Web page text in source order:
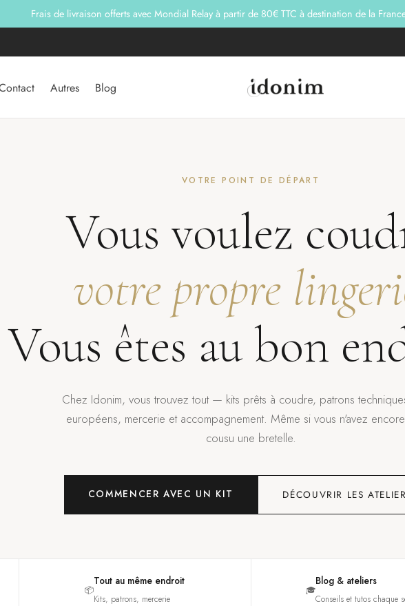
Frais de livraison offerts avec Mondial Relay à partir de 80€ TTC à destination de la
Autres Blog
VOTRE POINT DE DÉPART
Vous voulez
votre propre
Vous êtes au bon
Chez Idonim, vous trouvez tout — kits prêts à coudre, patrons
européens, mercerie et accompagnement. Même si vous n'avez
cousu une bretelle.
COMMENCER AVEC UN KIT DÉCOUVRIR LES
📦
Tout au même endroit
Kits, patrons, mercerie
🎓
Blog & ateliers
Conseils et tutos chaque